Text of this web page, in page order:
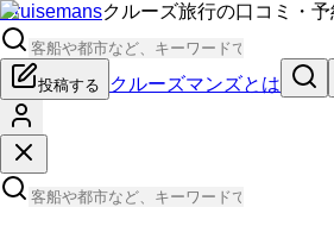
Cruisemansクルーズ旅行の口コミ・予
投稿する クルーズマンズとは